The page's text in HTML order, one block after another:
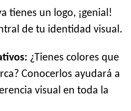
tienes un logo, ¡genial!
de tu identidad visual.
¿Tienes colores que
Conocerlos ayudará a
visual en toda la